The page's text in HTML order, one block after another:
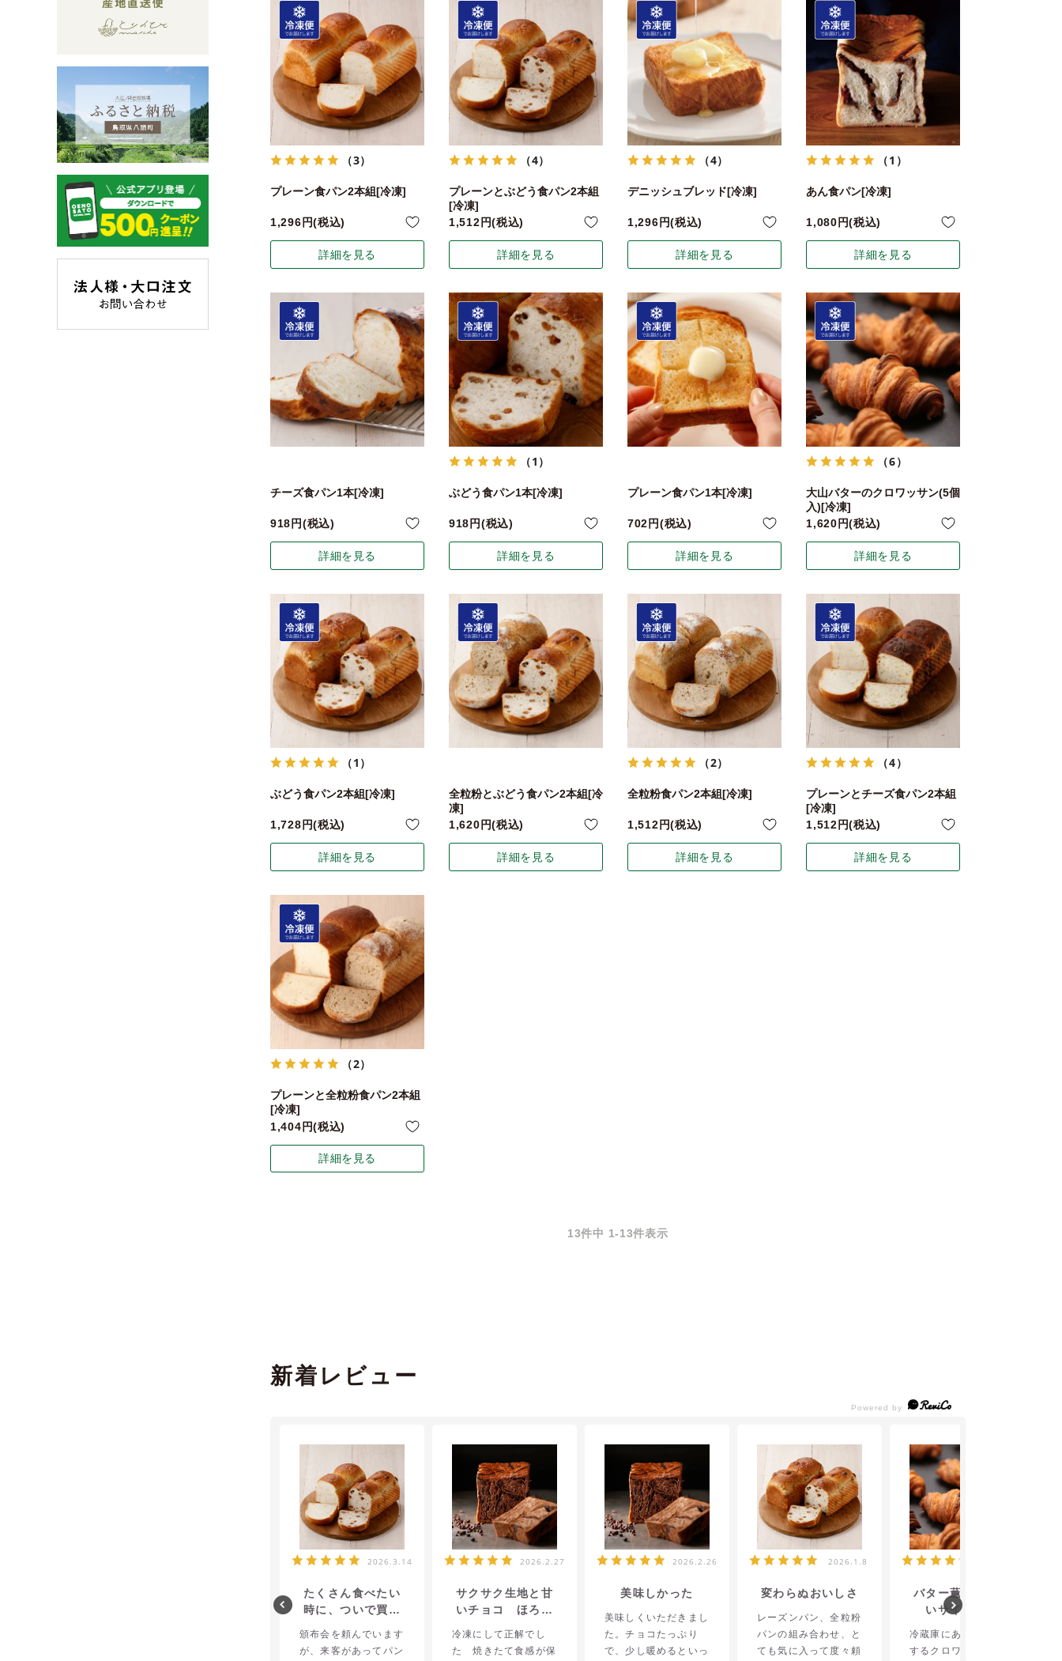
（3）
プレーン食パン2本組[冷凍]
1,296 税込
詳細を見る
（4）
プレーンとぶどう食パン2本組
[冷凍]
1,512
税込
詳細を見る
（4）
デニッシュブレッド[冷凍]
1,296 税込
詳細を見る
（1）
あん食パン[冷凍]
1,080 税込
詳細を見る
チーズ食パン1本[冷凍]
918 税込
詳細を見る
（1）
ぶどう食パン1本[冷凍]
918 税込
詳細を見る
プレーン食パン1本[冷凍]
702 税込
詳細を見る
（6）
大山バターのクロワッサン(5個
入)[冷凍]
1,620
税込
詳細を見る
（1）
ぶどう食パン2本組[冷凍]
1,728 税込
詳細を見る
全粒粉とぶどう食パン2本組[冷
凍]
1,620
税込
詳細を見る
（2）
全粒粉食パン2本組[冷凍]
1,512 税込
詳細を見る
（4）
プレーンとチーズ食パン2本組
[冷凍]
1,512
税込
詳細を見る
（2）
プレーンと全粒粉食パン2本組
[冷凍]
1,404
税込
詳細を見る
13件中 1-13件表示
新着レビュー
2026.3.14
たくさん食べたい
時に、ついで買い
頒布会を頼んでいます
が、来客があってパン
2026.2.27
サクサク生地と甘
いチョコ ほろに
冷凍にして正解でし
た 焼きたて食感が保
2026.2.26
美味しかった
美味しくいただきまし
た。チョコたっぷり
で、少し暖めるといっ
2026.1.8
変わらぬおいしさ
レーズンパン、全粒粉
パンの組み合わせ、と
ても気に入って度々頼
バター薫る丁度良
いサイズです
冷蔵庫にあるとほっと
するクロワッサンで